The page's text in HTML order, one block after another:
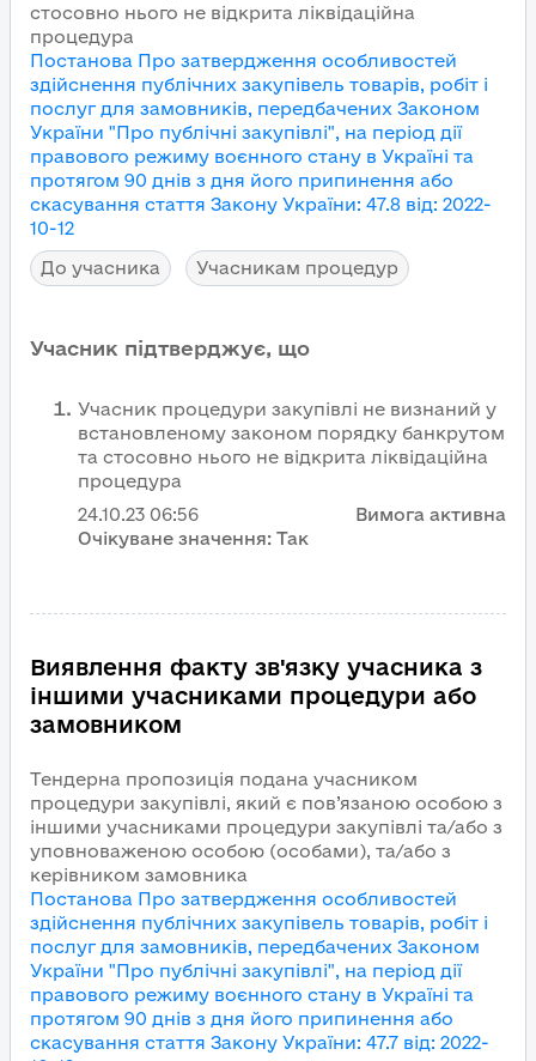
стосовно нього не відкрита ліквідаційна
процедура
Постанова Про затвердження особливостей
здійснення публічних закупівель товарів, робіт і
послуг для замовників, передбачених Законом
України "Про публічні закупівлі", на період дії
правового режиму воєнного стану в Україні та
протягом 90 днів з дня його припинення або
скасування стаття Закону України: 47.8 від: 2022-
10-12
До учасника
Учасникам процедур
Учасник підтверджує, що
Учасник процедури закупівлі не визнаний у
встановленому законом порядку банкрутом
та стосовно нього не відкрита ліквідаційна
процедура
24.10.23 06:56
Вимога активна
Очікуване значення: Так
Виявлення факту зв'язку учасника з
іншими учасниками процедури або
замовником
Тендерна пропозиція подана учасником
процедури закупівлі, який є пов’язаною особою з
іншими учасниками процедури закупівлі та/або з
уповноваженою особою (особами), та/або з
керівником замовника
Постанова Про затвердження особливостей
здійснення публічних закупівель товарів, робіт і
послуг для замовників, передбачених Законом
України "Про публічні закупівлі", на період дії
правового режиму воєнного стану в Україні та
протягом 90 днів з дня його припинення або
скасування стаття Закону України: 47.7 від: 2022-